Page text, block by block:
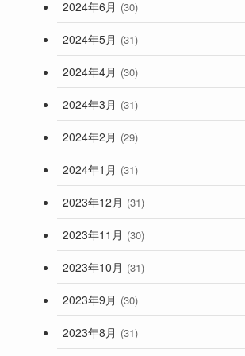
2024年6月 (30)
2024年5月 (31)
2024年4月 (30)
2024年3月 (31)
2024年2月 (29)
2024年1月 (31)
2023年12月 (31)
2023年11月 (30)
2023年10月 (31)
2023年9月 (30)
2023年8月 (31)